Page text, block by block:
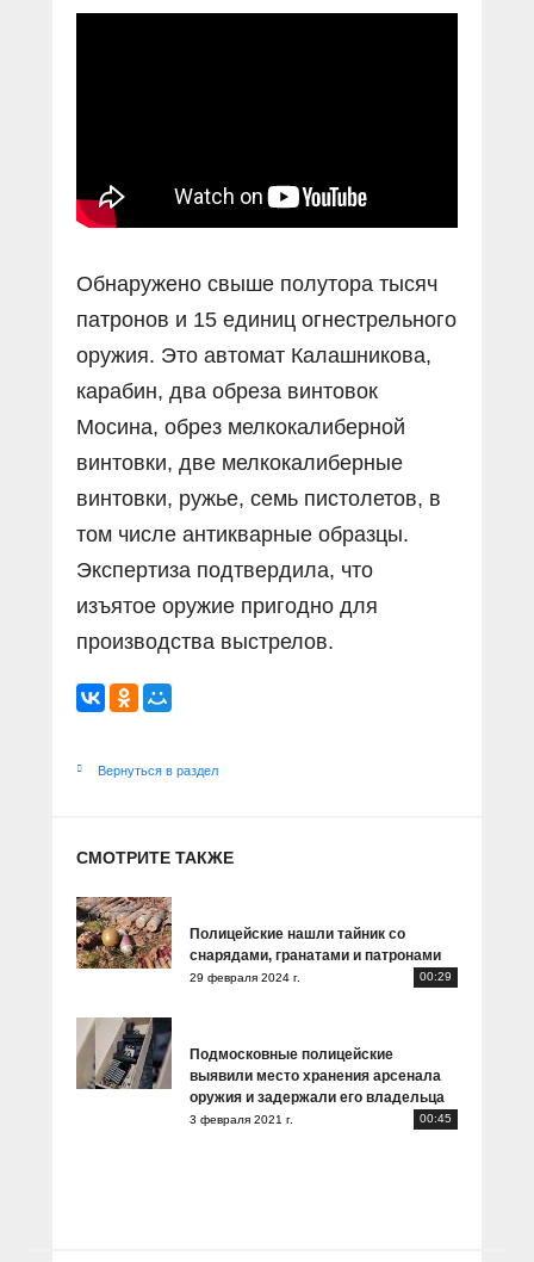
Социальные ролики
Обнаружено свыше полутора тысяч
патронов и 15 единиц огнестрельного
оружия. Это автомат Калашникова,
карабин, два обреза винтовок
Мосина, обрез мелкокалиберной
винтовки, две мелкокалиберные
винтовки, ружье, семь пистолетов, в
том числе антикварные образцы.
Экспертиза подтвердила, что
изъятое оружие пригодно для
производства выстрелов.
Вернуться в раздел
СМОТРИТЕ ТАКЖЕ
Полицейские нашли тайник со
снарядами, гранатами и патронами
29 февраля 2024 г. 00:29
Подмосковные полицейские
выявили место хранения арсенала
оружия и задержали его владельца
3 февраля 2021 г. 00:45